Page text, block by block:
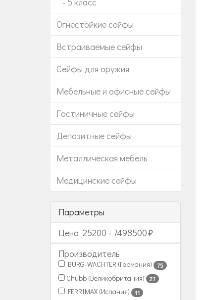
Огнестойкие сейфы
Встраиваемые сейфы
Сейфы для оружия
Мебельные и офисные сейфы
Гостиничные сейфы
Депозитные сейфы
Металлическая мебель
Медицинские сейфы
Параметры
Цена 25200 - 7498500
Производитель
BURG-WACHTER (Германия) 75
Chubb (Великобритания) 27
FERRIMAX (Испания) 11